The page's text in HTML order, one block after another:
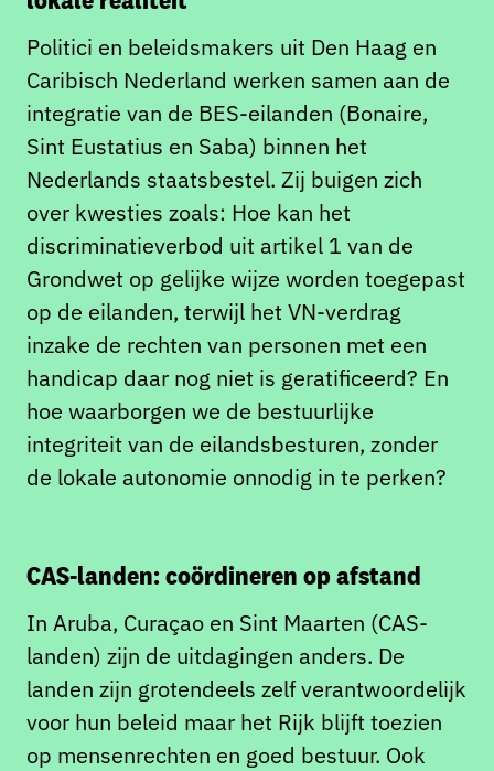
Politici en beleidsmakers uit Den Haag en
Caribisch Nederland werken samen aan de
integratie van de BES-eilanden (Bonaire,
Sint Eustatius en Saba) binnen het
Nederlands staatsbestel. Zij buigen zich
over kwesties zoals: Hoe kan het
discriminatieverbod uit artikel 1 van de
Grondwet op gelijke wijze worden toegepast
op de eilanden, terwijl het VN-verdrag
inzake de rechten van personen met een
handicap daar nog niet is geratificeerd? En
hoe waarborgen we de bestuurlijke
integriteit van de eilandsbesturen, zonder
de lokale autonomie onnodig in te perken?
CAS-landen: coördineren op afstand
In Aruba, Curaçao en Sint Maarten (CAS-
landen) zijn de uitdagingen anders. De
landen zijn grotendeels zelf verantwoordelijk
voor hun beleid maar het Rijk blijft toezien
op mensenrechten en goed bestuur. Ook